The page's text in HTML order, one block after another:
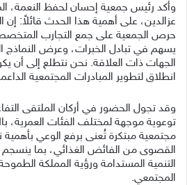
وأكد رئيس جمعية إحسان لحفظ النعمة،
عزالدين، على أهمية هذا الحدث قائلاً: إن
حرص الجمعية على جمع التجارب
يسهم في تبادل الخبرات، وعرض النماذج
الجهات ذات العلاقة. نحن نتطلع إلى أن
انطلاق لتطوير المبادرات المجتمعية
وقد تجول الحضور في أركان الملتقى
توعوية موجهة لمختلف الفئات العمرية،
مجتمعية مبتكرة تُعنى برفع الوعي بأهمية
القصوى من الفائض الغذائي، بما
التنمية المستدامة ورؤية المملكة
المجتمعي.